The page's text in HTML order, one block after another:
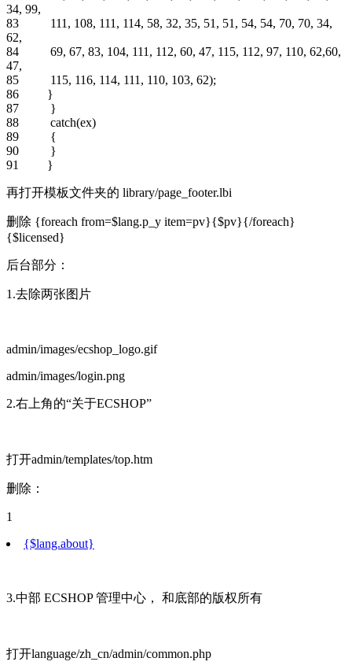
34, 99,
83 111, 108, 111, 114, 58, 32, 35, 51, 51, 54, 54, 70, 70, 34,
62,
84 69, 67, 83, 104, 111, 112, 60, 47, 115, 112, 97, 110, 62,60,
47,
85 115, 116, 114, 111, 110, 103, 62);
86 }
87 }
88 catch(ex)
89 {
90 }
91 }
再打开模板文件夹的 library/page_footer.lbi
删除 {foreach from=$lang.p_y item=pv}{$pv}{/foreach}
{$licensed}
后台部分：
1.去除两张图片
admin/images/ecshop_logo.gif
admin/images/login.png
2.右上角的“关于ECSHOP”
打开admin/templates/top.htm
删除：
1
{$lang.about}
3.中部 ECSHOP 管理中心， 和底部的版权所有
打开language/zh_cn/admin/common.php